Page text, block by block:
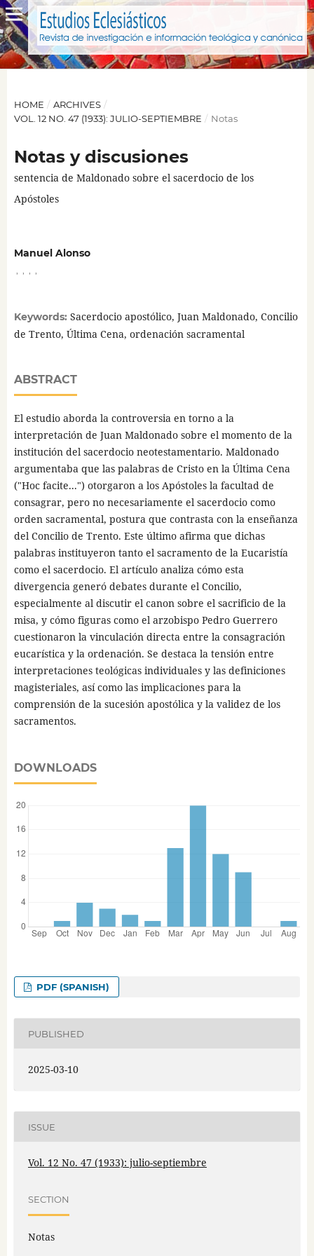
HOME / ARCHIVES /
VOL. 12 NO. 47 (1933): JULIO-SEPTIEMBRE / Notas
Notas y discusiones
sentencia de Maldonado sobre el sacerdocio de los
Apóstoles
Manuel Alonso
Keywords: Sacerdocio apostólico, Juan Maldonado, Concilio
de Trento, Última Cena, ordenación sacramental
ABSTRACT
El estudio aborda la controversia en torno a la
interpretación de Juan Maldonado sobre el momento de la
institución del sacerdocio neotestamentario. Maldonado
argumentaba que las palabras de Cristo en la Última Cena
("Hoc facite...") otorgaron a los Apóstoles la facultad de
consagrar, pero no necesariamente el sacerdocio como
orden sacramental, postura que contrasta con la enseñanza
del Concilio de Trento. Este último afirma que dichas
palabras instituyeron tanto el sacramento de la Eucaristía
como el sacerdocio. El artículo analiza cómo esta
divergencia generó debates durante el Concilio,
especialmente al discutir el canon sobre el sacrificio de la
misa, y cómo figuras como el arzobispo Pedro Guerrero
cuestionaron la vinculación directa entre la consagración
eucarística y la ordenación. Se destaca la tensión entre
interpretaciones teológicas individuales y las definiciones
magisteriales, así como las implicaciones para la
comprensión de la sucesión apostólica y la validez de los
sacramentos.
DOWNLOADS
PDF (SPANISH)
PUBLISHED
2025-03-10
ISSUE
Vol. 12 No. 47 (1933): julio-septiembre
SECTION
Notas